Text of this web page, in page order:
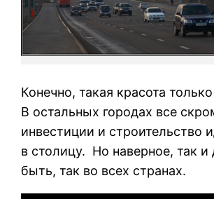
Конечно, такая красота
В остальных городах все
инвестиции и строительство
в столицу. Но наверное, так
быть, так во всех странах.